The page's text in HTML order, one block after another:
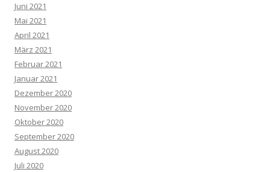
Juni 2021
Mai 2021
April 2021
März 2021
Februar 2021
Januar 2021
Dezember 2020
November 2020
Oktober 2020
September 2020
August 2020
Juli 2020